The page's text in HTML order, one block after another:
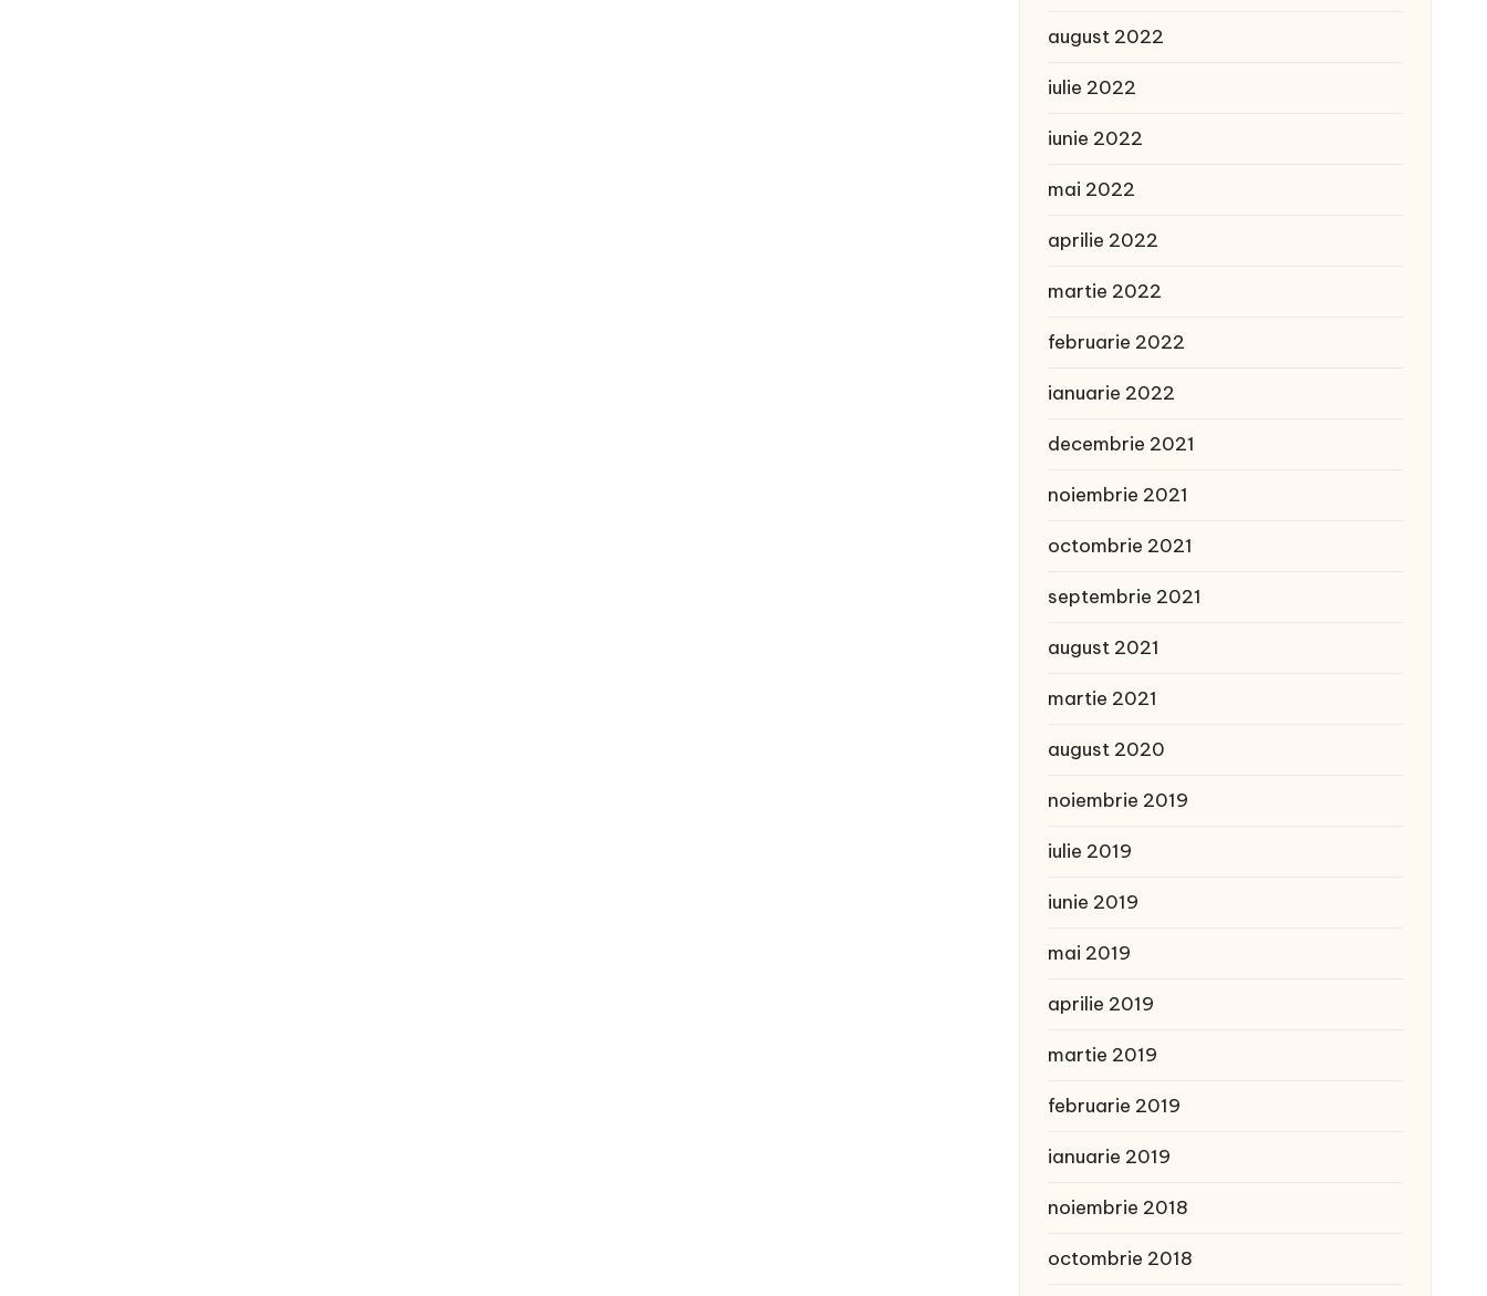
august 2022
iulie 2022
iunie 2022
mai 2022
aprilie 2022
martie 2022
februarie 2022
ianuarie 2022
decembrie 2021
noiembrie 2021
octombrie 2021
septembrie 2021
august 2021
martie 2021
august 2020
noiembrie 2019
iulie 2019
iunie 2019
mai 2019
aprilie 2019
martie 2019
februarie 2019
ianuarie 2019
noiembrie 2018
octombrie 2018